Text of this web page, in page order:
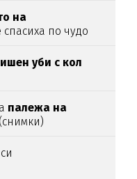
на
спасиха по чудо
уби с кол
палежа на
(снимки)